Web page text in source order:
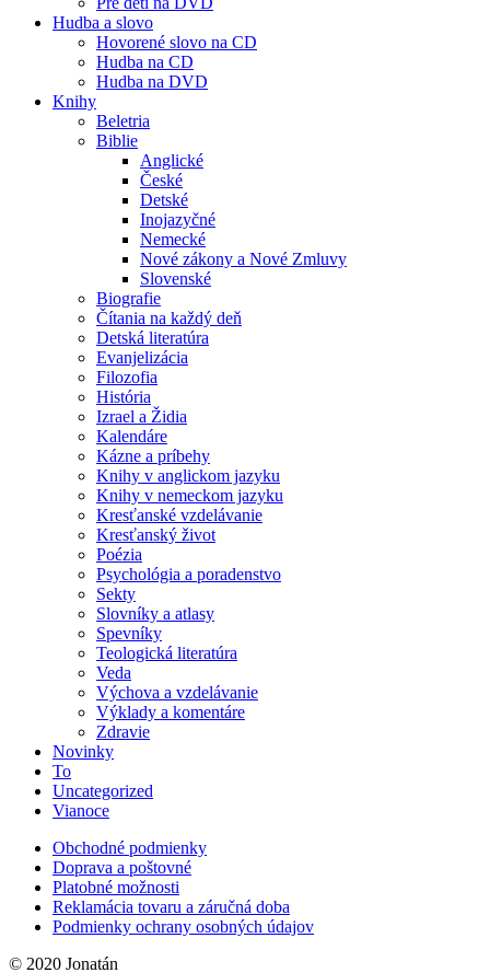
Hudba a slovo
Hovorené slovo na CD
Hudba na CD
Hudba na DVD
Knihy
Beletria
Biblie
Anglické
České
Detské
Inojazyčné
Nemecké
Nové zákony a Nové Zmluvy
Slovenské
Biografie
Čítania na každý deň
Detská literatúra
Evanjelizácia
Filozofia
História
Izrael a Židia
Kalendáre
Kázne a príbehy
Knihy v anglickom jazyku
Knihy v nemeckom jazyku
Kresťanské vzdelávanie
Kresťanský život
Poézia
Psychológia a poradenstvo
Sekty
Slovníky a atlasy
Spevníky
Teologická literatúra
Veda
Výchova a vzdelávanie
Výklady a komentáre
Zdravie
Novinky
To
Uncategorized
Vianoce
Obchodné podmienky
Doprava a poštovné
Platobné možnosti
Reklamácia tovaru a záručná doba
Podmienky ochrany osobných údajov
© 2020 Jonatán